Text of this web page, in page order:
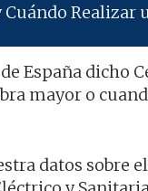
Cuándo Realizar
España dicho
mayor o
datos sobre